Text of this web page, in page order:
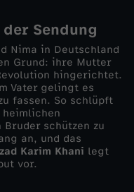
Sendung
Nima in Deutschland
Grund: ihre Mutter
hingerichtet.
Vater gelingt es
fassen. So schlüpft
heimlichen
Bruder schützen zu
an, und das
Karim Khani legt
vor.